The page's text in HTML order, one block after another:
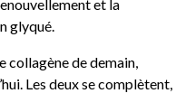
et la
glyqué.
collagène de demain,
Les deux se complètent,